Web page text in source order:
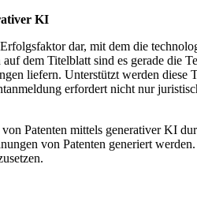
KI
dar, mit dem die
dem Titelblatt sind es gerade die
liefern. Unterstützt werden
erfordert nicht nur
von Patenten mittels generativer
von Patenten generiert